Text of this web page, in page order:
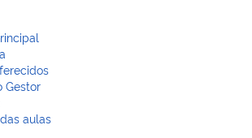
Gestor
aulas